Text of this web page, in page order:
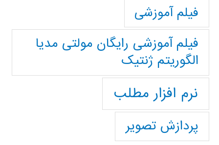
فیلم آموزشی
فیلم آموزشی رایگان مولتی مدیا
الگوریتم ژنتیک
نرم افزار مطلب
پردازش تصویر